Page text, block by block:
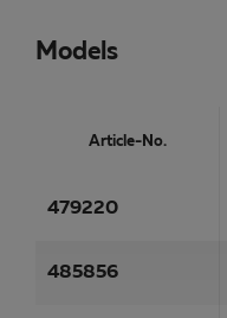
Models
Article-No.
479220
485856